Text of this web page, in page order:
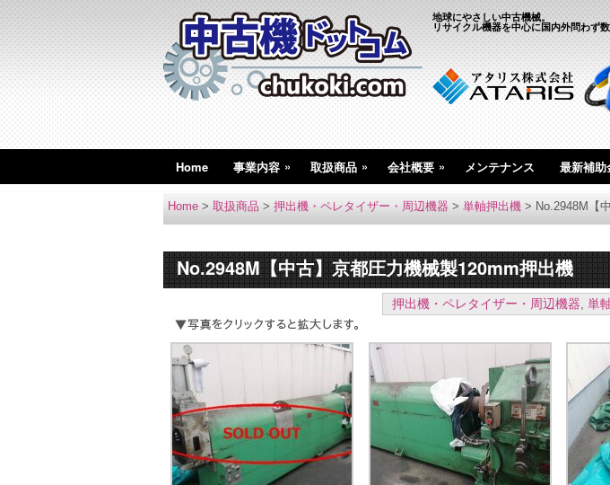
地球にやさしい中古機械。
リサイクル機器を中心に国内外問わず
Home 事業内容 » 取扱商品 » 会社概要 » メンテナンス 最新補助
Home > 取扱商品 > 押出機・ペレタイザー・周辺機器 > 単軸押出機 > No.2948M【
No.2948M【中古】京都圧力機械製120mm押出機
押出機・ペレタイザー・周辺機器,単